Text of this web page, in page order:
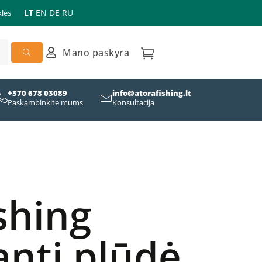
LT EN DE RU
Mano paskyra
+370 678 03089
Paskambinkite mums
info@atorafishing.lt
Konsultacija